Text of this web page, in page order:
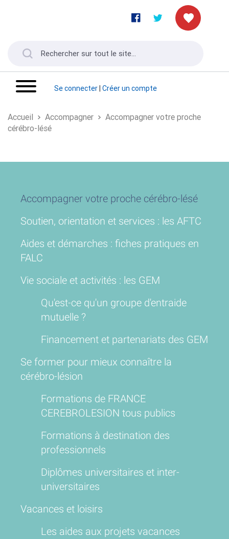
Se connecter| Créer un compte
Accueil Accompagner
Accompagner votre proche
cérébro-lésé
Accompagner votre proche cérébro-lésé
Soutien, orientation et services : les AFTC
Aides et démarches : fiches pratiques en
FALC
Vie sociale et activités : les GEM
Qu'est-ce qu'un groupe d'entraide
mutuelle ?
Financement et partenariats des GEM
Se former pour mieux connaître la
cérébro-lésion
Formations de FRANCE
CEREBROLESION tous publics
Formations à destination des
professionnels
Diplômes universitaires et inter-
universitaires
Vacances et loisirs
Les aides aux projets vacances